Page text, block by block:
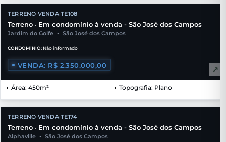
TERRENO•VENDA•TE108
Terreno • Em condomínio à venda - São José dos Campos
Jardim do Golfe • São José dos Campos
CONDOMÍNIO: Não informado
VENDA: R$ 2.350.000,00 ↗
Área: 450m² Topografia: Plano
TERRENO•VENDA•TE174
Terreno • Em condomínio à venda - São José dos Campos
Alphaville • São José dos Campos